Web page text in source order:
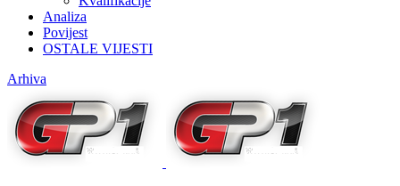
Analiza
Povijest
OSTALE VIJESTI
Arhiva